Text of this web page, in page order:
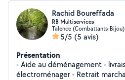
Rachid Boureffada
RB Multiservices
Talence (Combattants-Bijou)
5/5 (5 avis)
Présentation
- Aide au déménagement - livraison: meuble,
électroménager - Retrait marchandises - Vide : grenier,